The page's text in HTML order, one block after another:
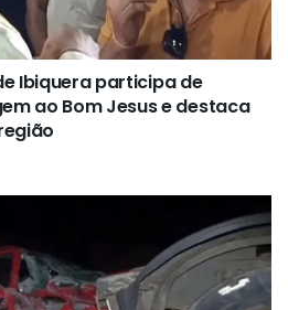
Ibiquera participa de
ao Bom Jesus e destaca